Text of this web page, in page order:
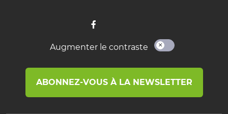
Augmenter le contraste
ABONNEZ-VOUS À LA NEWSLETTER